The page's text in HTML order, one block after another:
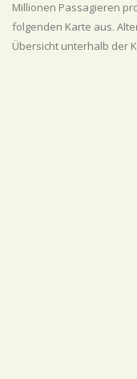
Millionen Passagieren
folgenden Karte aus.
Übersicht unterhalb der